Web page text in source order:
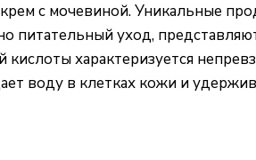
с мочевиной. Уникальные
питательный уход,
характеризуется
воду в клетках кожи и